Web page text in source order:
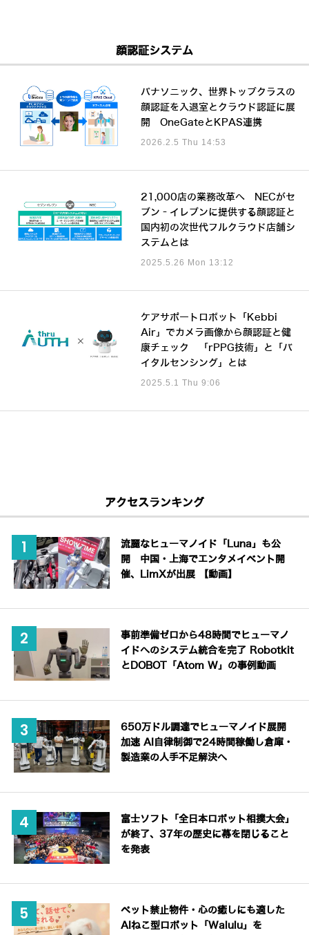
顔認証システム
パナソニック、世界トップクラスの
顔認証を入退室とクラウド認証に展
開 OneGateとKPAS連携
2026.2.5 Thu 14:53
21,000店の業務改革へ NECがセ
ブン‐イレブンに提供する顔認証と
国内初の次世代フルクラウド店舗シ
ステムとは
2025.5.26 Mon 13:12
ケアサポートロボット「Kebbi
Air」でカメラ画像から顔認証と健
康チェック 「rPPG技術」と「バ
イタルセンシング」とは
2025.5.1 Thu 9:06
アクセスランキング
流麗なヒューマノイド「Luna」も公
開 中国・上海でエンタメイベント開
催、LimXが出展 【動画】
事前準備ゼロから48時間でヒューマノ
イドへのシステム統合を完了 Robotkit
とDOBOT「Atom W」の事例動画
650万ドル調達でヒューマノイド展開
加速 AI自律制御で24時間稼働し倉庫・
製造業の人手不足解決へ
富士ソフト「全日本ロボット相撲大会」
が終了、37年の歴史に幕を閉じること
を発表
ペット禁止物件・心の癒しにも適した
AIねこ型ロボット「Walulu」を